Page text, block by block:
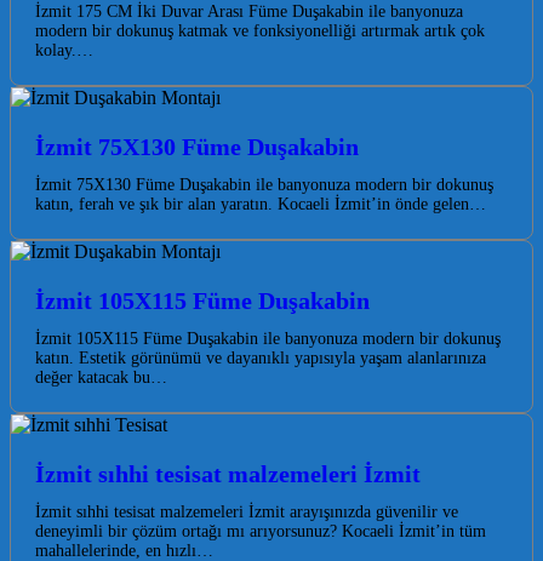
İzmit 175 CM İki Duvar Arası Füme Duşakabin ile banyonuza
modern bir dokunuş katmak ve fonksiyonelliği artırmak artık çok
kolay.…
İzmit 75X130 Füme Duşakabin
İzmit 75X130 Füme Duşakabin ile banyonuza modern bir dokunuş
katın, ferah ve şık bir alan yaratın. Kocaeli İzmit’in önde gelen…
İzmit 105X115 Füme Duşakabin
İzmit 105X115 Füme Duşakabin ile banyonuza modern bir dokunuş
katın. Estetik görünümü ve dayanıklı yapısıyla yaşam alanlarınıza
değer katacak bu…
İzmit sıhhi tesisat malzemeleri İzmit
İzmit sıhhi tesisat malzemeleri İzmit arayışınızda güvenilir ve
deneyimli bir çözüm ortağı mı arıyorsunuz? Kocaeli İzmit’in tüm
mahallelerinde, en hızlı…